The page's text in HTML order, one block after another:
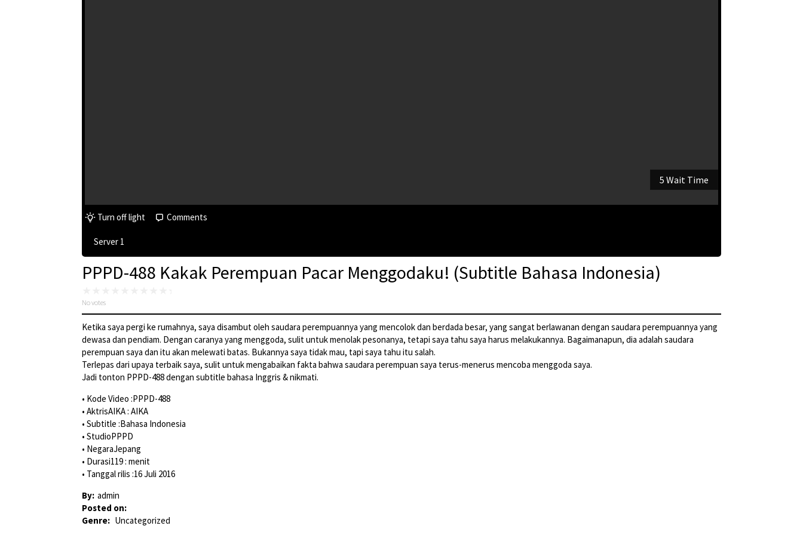
5 Wait Time
Turn off light Comments
Server 1
PPPD-488 Kakak Perempuan Pacar Menggodaku! (Subtitle Bahasa Indonesia)
No votes
Ketika saya pergi ke rumahnya, saya disambut oleh saudara perempuannya yang mencolok dan berdada besar, yang sangat berlawanan dengan saudara perempuannya yang
dewasa dan pendiam. Dengan caranya yang menggoda, sulit untuk menolak pesonanya, tetapi saya tahu saya harus melakukannya. Bagaimanapun, dia adalah saudara
perempuan saya dan itu akan melewati batas. Bukannya saya tidak mau, tapi saya tahu itu salah.
Terlepas dari upaya terbaik saya, sulit untuk mengabaikan fakta bahwa saudara perempuan saya terus-menerus mencoba menggoda saya.
Jadi tonton PPPD-488 dengan subtitle bahasa Inggris & nikmati.
• Kode Video :PPPD-488
• AktrisAIKA : AIKA
• Subtitle :Bahasa Indonesia
• StudioPPPD
• NegaraJepang
• Durasi119 : menit
• Tanggal rilis :16 Juli 2016
By: admin
Posted on:
Genre: Uncategorized